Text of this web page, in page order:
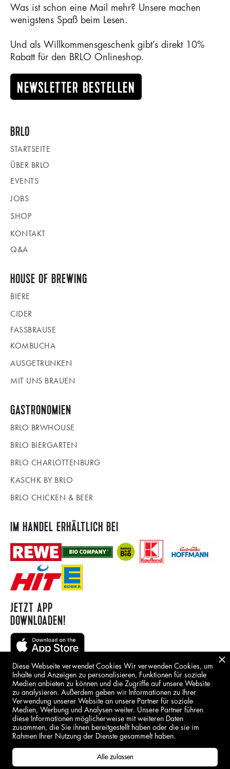
Was ist schon eine Mail mehr? Unsere machen
wenigstens Spaß beim Lesen.
Und als Willkommensgeschenk gibt’s direkt 10%
Rabatt für den BRLO Onlineshop.
NEWSLETTER BESTELLEN
BRLO
STARTSEITE
ÜBER BRLO
EVENTS
JOBS
SHOP
KONTAKT
Q&A
HOUSE OF BREWING
BIERE
CIDER
FASSBRAUSE
KOMBUCHA
AUSGETRUNKEN
MIT UNS BRAUEN
GASTRONOMIEN
BRLO BRWHOUSE
BRLO BIERGARTEN
BRLO CHARLOTTENBURG
KASCHK BY BRLO
BRLO CHICKEN & BEER
IM HANDEL ERHÄLTLICH BEI
JETZT APP
DOWNLOADEN!
BORING STUFF
IMPRESSUM
DSGVO
Diese Webseite verwendet Cookies Wir verwenden Cookies, um
Inhalte und Anzeigen zu personalisieren, Funktionen für soziale
Medien anbieten zu können und die Zugriffe auf unsere Website
zu analysieren. Außerdem geben wir Informationen zu Ihrer
Verwendung unserer Website an unsere Partner für soziale
Medien, Werbung und Analysen weiter. Unsere Partner führen
diese Informationen möglicherweise mit weiteren Daten
zusammen, die Sie ihnen bereitgestellt haben oder die sie im
Rahmen Ihrer Nutzung der Dienste gesammelt haben.
Alle zulassen